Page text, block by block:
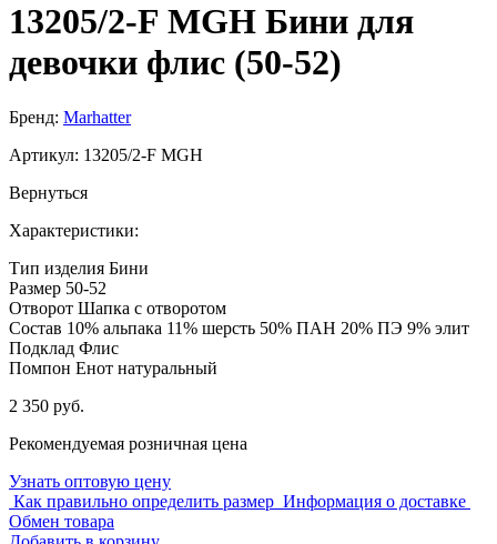
13205/2-F MGH Бини для
девочки флис (50-52)
Бренд: Marhatter
Артикул: 13205/2-F MGH
Вернуться
Характеристики:
Тип изделия Бини
Размер 50-52
Отворот Шапка с отворотом
Состав 10% альпака 11% шерсть 50% ПАН 20% ПЭ 9% элит
Подклад Флис
Помпон Енот натуральный
2 350 руб.
Рекомендуемая розничная цена
Узнать оптовую цену
Как правильно определить размер Информация о доставке
Обмен товара